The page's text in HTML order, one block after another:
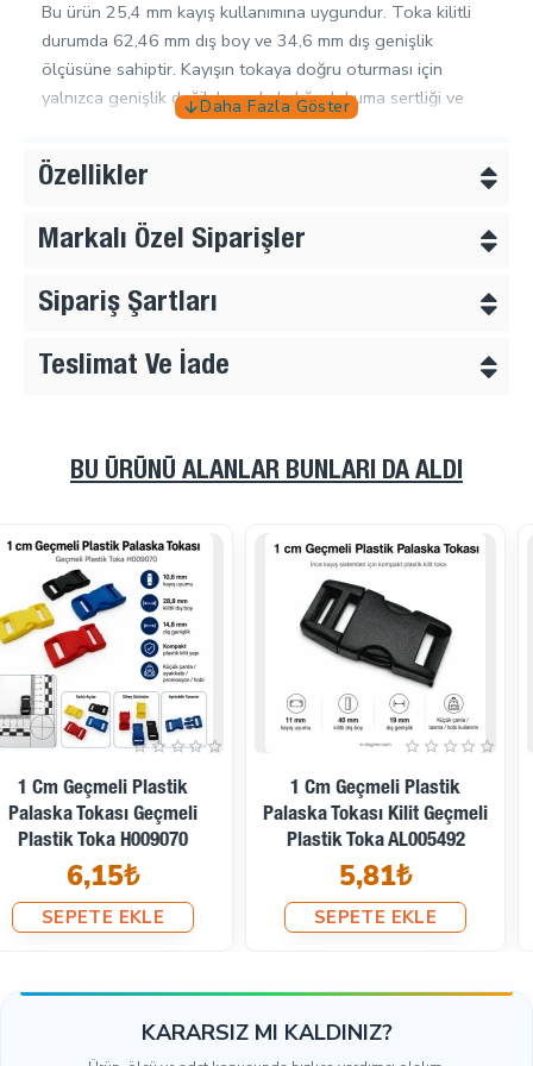
Bu ürün 25,4 mm kayış kullanımına uygundur. Toka kilitli
durumda 62,46 mm dış boy ve 34,6 mm dış genişlik
ölçüsüne sahiptir. Kayışın tokaya doğru oturması için
yalnızca genişlik değil; kayış kalınlığı, dokuma sertliği ve
kullanım yönü de sipariş öncesinde kontrol edilmelidir.
Çanta, Outdoor ve Teknik Tekstil Ürünlerinde
Bu model,Çanta Tokaları, Halkalar ve Kancalar
farklı açma-kapama tokalarını görmek için
incelenebilir.
sistemi içinde2,5 cm plastik merdiven tokaveya
aynı kayış genişliği mantığıyla değerlendirilebilir.
Bu Model Neden Özel Üretim Projelerde Tercih
Edilir?
25,4 mm kayış ve kolon sistemleriyle uyumludur.
Geçmeli kilit mekanizması sayesinde hızlı açma-
kapama sağlar.
Plastik yapısı hafif ürün tasarımlarında metal tokalara
göre avantaj sunar.
Çanta, outdoor ekipman, teknik tekstil ve promosyon
üretimlerine uygundur.
Standart siyah renk dışında siparişe göre farklı
renklerde üretim yapılabilir.
kullanılabilir.
Ölçü Seçerken Nelere Bakılmalı?
Özellikler
Markalı Özel Siparişler
Sipariş Şartları
Teslimat Ve İade
BU ÜRÜNÜ ALANLAR BUNLARI DA ALDI
4 Cm Geçmeli Plastik Toka
Plastik Palaska Tokası
H005503
11,14₺
SEPETE EKLE
5 Cm Geçmeli Palaska Tokası
Üstten Kilitli Plastik Toka
A000PL5
14,85₺
SEPETE EKLE
KARARSIZ MI KALDINIZ?